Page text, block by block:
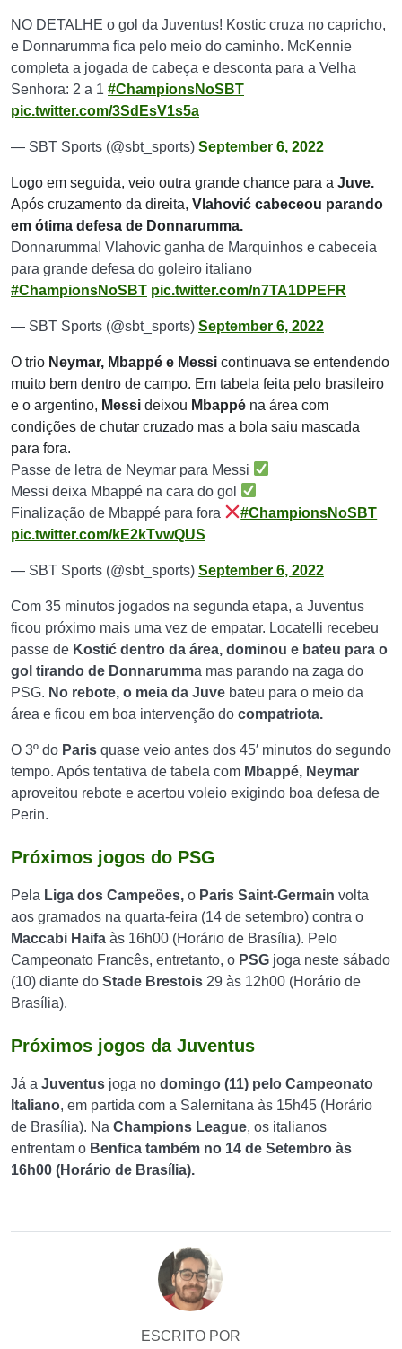
NO DETALHE o gol da Juventus! Kostic cruza no capricho,
e Donnarumma fica pelo meio do caminho. McKennie
completa a jogada de cabeça e desconta para a Velha
Senhora: 2 a 1 #ChampionsNoSBT
pic.twitter.com/3SdEsV1s5a
— SBT Sports (@sbt_sports) September 6, 2022
Logo em seguida, veio outra grande chance para a Juve.
Após cruzamento da direita, Vlahović cabeceou parando
em ótima defesa de Donnarumma.
Donnarumma! Vlahovic ganha de Marquinhos e cabeceia
para grande defesa do goleiro italiano
#ChampionsNoSBT pic.twitter.com/n7TA1DPEFR
— SBT Sports (@sbt_sports) September 6, 2022
O trio Neymar, Mbappé e Messi continuava se entendendo
muito bem dentro de campo. Em tabela feita pelo brasileiro
e o argentino, Messi deixou Mbappé na área com
condições de chutar cruzado mas a bola saiu mascada
para fora.
Passe de letra de Neymar para Messi
Messi deixa Mbappé na cara do gol
Finalização de Mbappé para fora
#ChampionsNoSBT
pic.twitter.com/kE2kTvwQUS
— SBT Sports (@sbt_sports) September 6, 2022
Com 35 minutos jogados na segunda etapa, a Juventus
ficou próximo mais uma vez de empatar. Locatelli recebeu
passe de Kostić dentro da área, dominou e bateu para o
gol tirando de Donnarumma mas parando na zaga do
PSG. No rebote, o meia da Juve bateu para o meio da
área e ficou em boa intervenção do compatriota.
O 3º do Paris quase veio antes dos 45′ minutos do segundo
tempo. Após tentativa de tabela com Mbappé, Neymar
aproveitou rebote e acertou voleio exigindo boa defesa de
Perin.
Próximos jogos do PSG
Pela Liga dos Campeões, o Paris Saint-Germain volta
aos gramados na quarta-feira (14 de setembro) contra o
Maccabi Haifa às 16h00 (Horário de Brasília). Pelo
Campeonato Francês, entretanto, o PSG joga neste sábado
(10) diante do Stade Brestois 29 às 12h00 (Horário de
Brasília).
Próximos jogos da Juventus
Já a Juventus joga no domingo (11) pelo Campeonato
Italiano, em partida com a Salernitana às 15h45 (Horário
de Brasília). Na Champions League, os italianos
enfrentam o Benfica também no 14 de Setembro às
16h00 (Horário de Brasília).
ESCRITO POR